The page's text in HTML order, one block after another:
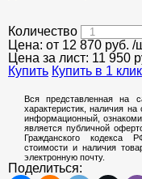
Количество
Цена: от 12 870 руб. /
Цена за лист: 11 950
Купить Купить в 1 клик
Вся представленная на
характеристик, наличия
информационный,
является публичной
Гражданского кодекса
стоимости и наличия
электронную почту.
Поделиться: